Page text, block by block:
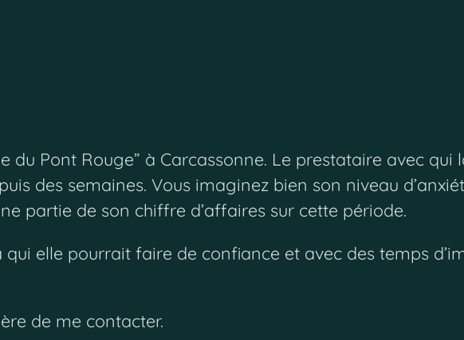
du Pont Rouge” à Carcassonne. Le prestataire avec qui
des semaines. Vous imaginez bien son niveau
partie de son chiffre d’affaires sur cette période.
elle pourrait faire de confiance et avec des temps
de me contacter.